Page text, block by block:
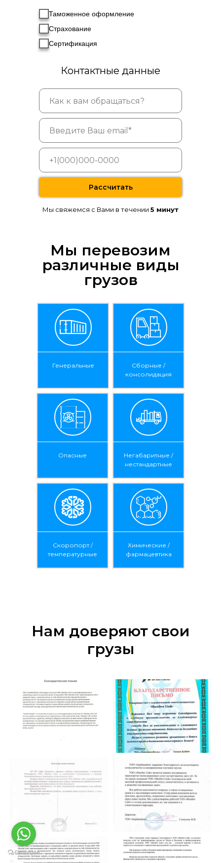
Таможенное оформление
Страхование
Сертификация
Рассчитать
Контактные данные
Мы свяжемся с Вами в течении 5 минут
Мы перевозим
различные виды
грузов
Генеральные
Сборные /
консолидация
Опасные
Негабаритные /
нестандартные
Скоропорт /
температурные
Химические /
фармацевтика
Нам доверяют свои
грузы